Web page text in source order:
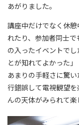
あがりました。
講座中だけでなく休
れたり、参加者同士
の入ったイベントで
とが知れてよかった
あまりの手軽さに驚
行錯誤して電視観望
んの天体がみられて楽